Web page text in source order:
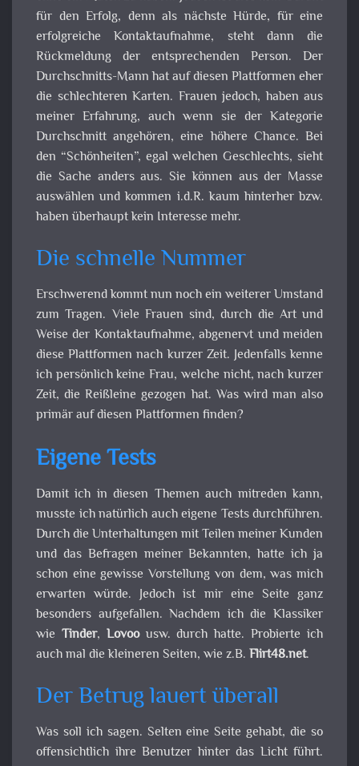
für den Erfolg, denn als nächste Hürde, für eine
erfolgreiche Kontaktaufnahme, steht dann die
Rückmeldung der entsprechenden Person. Der
Durchschnitts-Mann hat auf diesen Plattformen eher
die schlechteren Karten. Frauen jedoch, haben aus
meiner Erfahrung, auch wenn sie der Kategorie
Durchschnitt angehören, eine höhere Chance. Bei
den “Schönheiten”, egal welchen Geschlechts, sieht
die Sache anders aus. Sie können aus der Masse
auswählen und kommen i.d.R. kaum hinterher bzw.
haben überhaupt kein Interesse mehr.
Die schnelle Nummer
Erschwerend kommt nun noch ein weiterer Umstand
zum Tragen. Viele Frauen sind, durch die Art und
Weise der Kontaktaufnahme, abgenervt und meiden
diese Plattformen nach kurzer Zeit. Jedenfalls kenne
ich persönlich keine Frau, welche nicht, nach kurzer
Zeit, die Reißleine gezogen hat. Was wird man also
primär auf diesen Plattformen finden?
Eigene Tests
Damit ich in diesen Themen auch mitreden kann,
musste ich natürlich auch eigene Tests durchführen.
Durch die Unterhaltungen mit Teilen meiner Kunden
und das Befragen meiner Bekannten, hatte ich ja
schon eine gewisse Vorstellung von dem, was mich
erwarten würde. Jedoch ist mir eine Seite ganz
besonders aufgefallen. Nachdem ich die Klassiker
wie Tinder, Lovoo usw. durch hatte. Probierte ich
auch mal die kleineren Seiten, wie z.B. Flirt48.net.
Der Betrug lauert überall
Was soll ich sagen. Selten eine Seite gehabt, die so
offensichtlich ihre Benutzer hinter das Licht führt.